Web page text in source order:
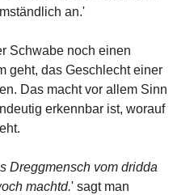
an.'
Schwabe noch einen
geht, das Geschlecht einer
Das macht vor allem Sinn
erkennbar ist, worauf
Dreggmensch vom dridda
machtd.' sagt man